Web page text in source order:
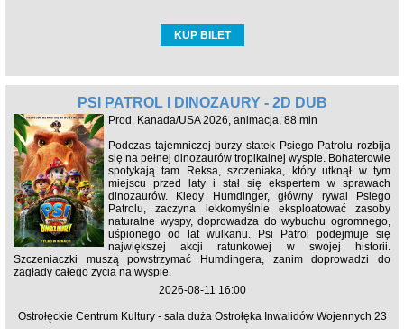
KUP BILET
PSI PATROL I DINOZAURY - 2D DUB
Prod. Kanada/USA 2026, animacja, 88 min
Podczas tajemniczej burzy statek Psiego Patrolu rozbija
się na pełnej dinozaurów tropikalnej wyspie. Bohaterowie
spotykają tam Reksa, szczeniaka, który utknął w tym
miejscu przed laty i stał się ekspertem w sprawach
dinozaurów. Kiedy Humdinger, główny rywal Psiego
Patrolu, zaczyna lekkomyślnie eksploatować zasoby
naturalne wyspy, doprowadza do wybuchu ogromnego,
uśpionego od lat wulkanu. Psi Patrol podejmuje się
największej akcji ratunkowej w swojej historii.
Szczeniaczki muszą powstrzymać Humdingera, zanim doprowadzi do
zagłady całego życia na wyspie.
2026-08-11 16:00
Ostrołęckie Centrum Kultury - sala duża Ostrołęka Inwalidów Wojennych 23